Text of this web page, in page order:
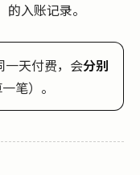
的入账记录。
一天付费，会分别
笔）。